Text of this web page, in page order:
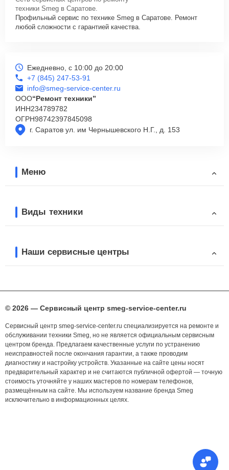
техники Smeg в Саратове.
Профильный сервис по технике Smeg в Саратове. Ремонт
любой сложности с гарантией качества.
г. Саратов ул. им Чернышевского Н.Г., д. 153
Ежедневно, с 10:00 до 20:00
+7 (845) 247-53-91
info@smeg-service-center.ru
ООО“Ремонт техники”
ИНН234789782
ОГРН98742397845098
Меню
Виды техники
Наши сервисные центры
© 2026 — Сервисный центр smeg-service-center.ru
Сервисный центр smeg-service-center.ru специализируется на ремонте и
обслуживании техники Smeg, но не является официальным сервисным
центром бренда. Предлагаем качественные услуги по устранению
неисправностей после окончания гарантии, а также проводим
диагностику и настройку устройств. Указанные на сайте цены носят
предварительный характер и не считаются публичной офертой — точную
стоимость уточняйте у наших мастеров по номерам телефонов,
размещённым на сайте. Мы используем название бренда Smeg
исключительно в информационных целях.